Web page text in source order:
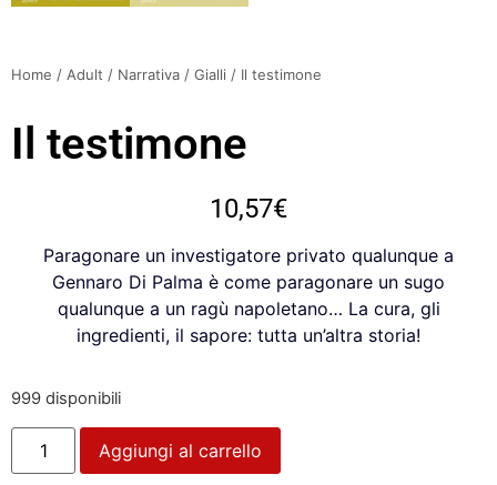
Home / Adult / Narrativa / Gialli / Il testimone
Il testimone
10,57€
Paragonare un investigatore privato qualunque a
Gennaro Di Palma è come paragonare un sugo
qualunque a un ragù napoletano… La cura, gli
ingredienti, il sapore: tutta un’altra storia!
999 disponibili
Aggiungi al carrello